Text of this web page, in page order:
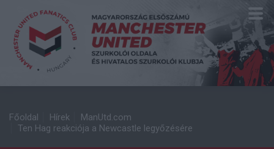
Főoldal Hírek
ManUtd.com
Ten Hag reakciója a Newcastle legyőzésére